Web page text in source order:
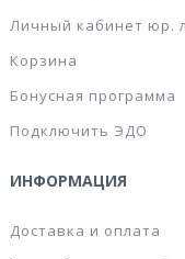
Личный кабинет юр.
Корзина
Бонусная программа
Подключить ЭДО
ИНФОРМАЦИЯ
Доставка и оплата